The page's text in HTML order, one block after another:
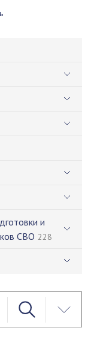
и
СВО 228